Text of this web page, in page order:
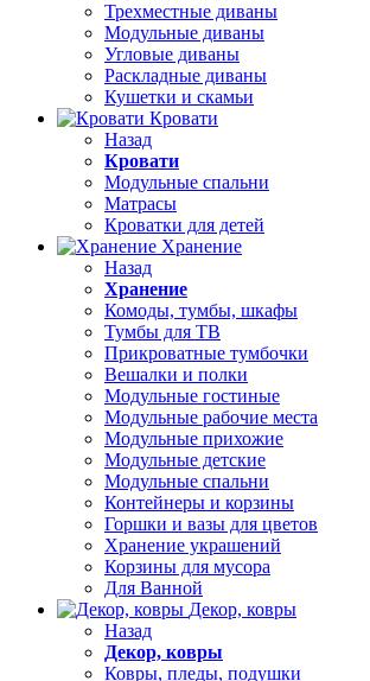
Трехместные диваны
Модульные диваны
Угловые диваны
Раскладные диваны
Кушетки и скамьи
Кровати
Назад
Кровати
Модульные спальни
Матрасы
Кроватки для детей
Хранение
Назад
Хранение
Комоды, тумбы, шкафы
Тумбы для ТВ
Прикроватные тумбочки
Вешалки и полки
Модульные гостиные
Модульные рабочие места
Модульные прихожие
Модульные детские
Модульные спальни
Контейнеры и корзины
Горшки и вазы для цветов
Хранение украшений
Корзины для мусора
Для Ванной
Декор, ковры
Назад
Декор, ковры
Ковры, пледы, подушки